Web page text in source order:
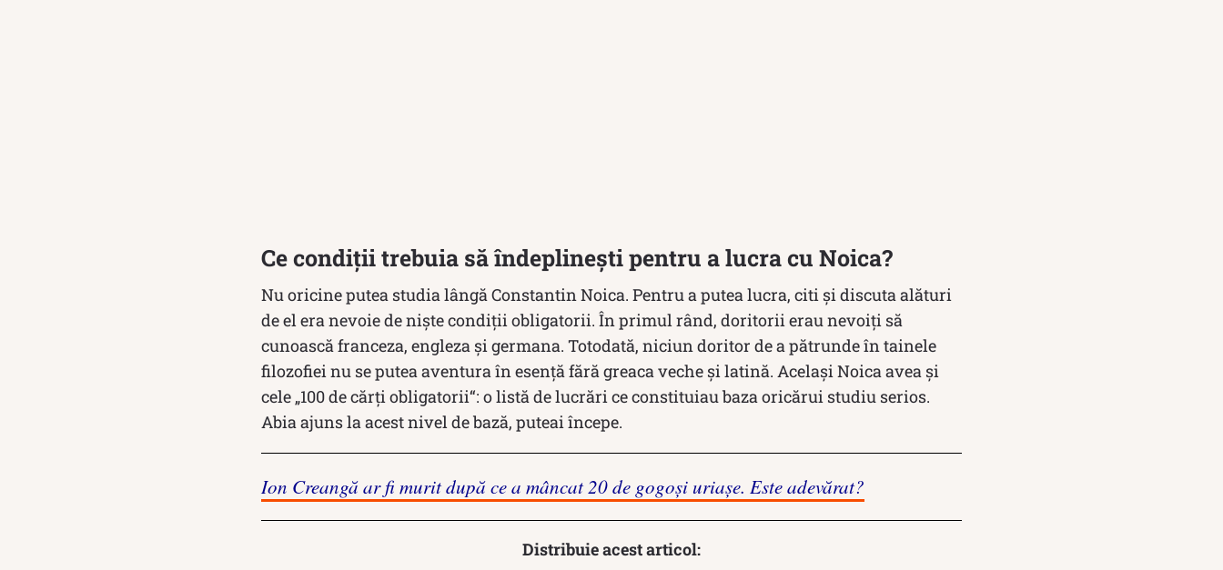
Ce condiții trebuia să îndeplinești pentru a lucra cu Noica?
Nu oricine putea studia lângă Constantin Noica. Pentru a putea lucra, citi şi discuta alături
de el era nevoie de nişte condiţii obligatorii. În primul rând, doritorii erau nevoiți să
cunoască franceza, engleza și germana. Totodată, niciun doritor de a pătrunde în tainele
filozofiei nu se putea aventura în esenţă fără greaca veche şi latină. Acelaşi Noica avea şi
cele „100 de cărţi obligatorii“: o listă de lucrări ce constituiau baza oricărui studiu serios.
Abia ajuns la acest nivel de bază, puteai începe.
Ion Creangă ar fi murit după ce a mâncat 20 de gogoși uriașe. Este adevărat?
Distribuie acest articol: